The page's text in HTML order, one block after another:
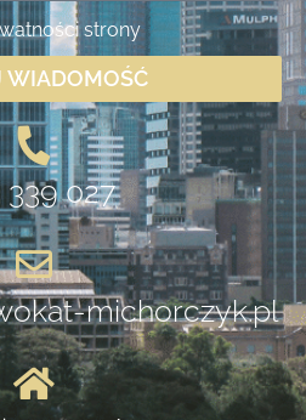
strony
WIADOMOŚĆ
339 027
michorczyk.pl